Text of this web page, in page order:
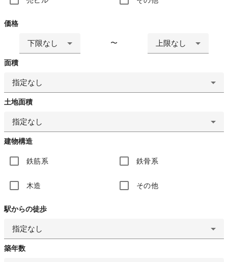
価格
下限なし 〜 上限なし
面積
指定なし
土地面積
指定なし
建物構造
鉄筋系 鉄骨系
木造 その他
駅からの徒歩
指定なし
築年数